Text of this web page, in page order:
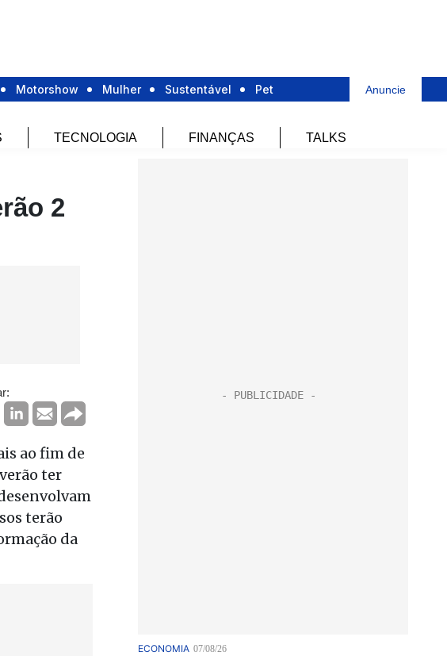
Motorshow Mulher Sustentável Pet Anuncie
TECNOLOGIA FINANÇAS TALKS
2
ao fim de
ter
terão
da